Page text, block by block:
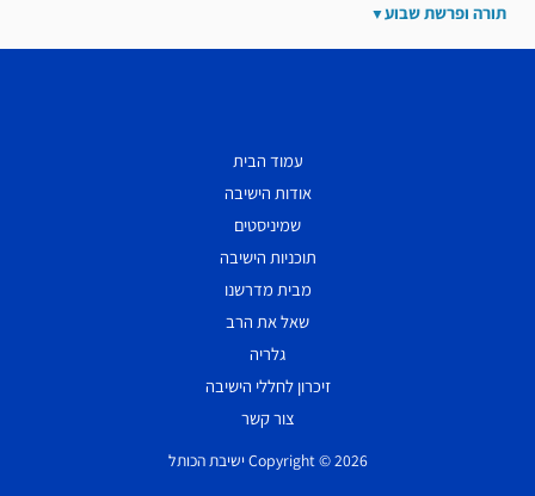
תורה ופרשת שבוע
עמוד הבית
אודות הישיבה
שמיניסטים
תוכניות הישיבה
מבית מדרשנו
שאל את הרב
גלריה
זיכרון לחללי הישיבה
צור קשר
Copyright © 2026 ישיבת הכותל